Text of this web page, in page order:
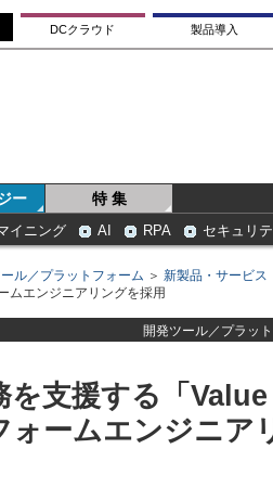
DCクラウド 製品導入
ー 特 集
イニング AI RPA セキュリ
ル／プラットフォーム ＞ 新製品・サービス
ムエンジニアリングを採用
開発ツール／プラッ
を支援する「Value
ームエンジニア